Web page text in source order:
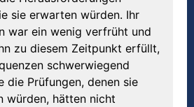
sie erwarten würden. Ihr
war ein wenig verfrüht und
zu diesem Zeitpunkt erfüllt,
schwerwiegend
die Prüfungen, denen sie
würden, hätten nicht